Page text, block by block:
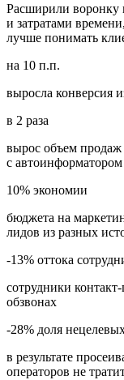
Расширили воронку
и затратами
лучше понимать
на 10 п.п.
выросла конверсия
в 2 раза
вырос объем продаж
с автоинформатором
10% экономии
бюджета на
лидов из разных
-13% оттока
сотрудники
обзвонах
-28% доля
в результате
операторов не